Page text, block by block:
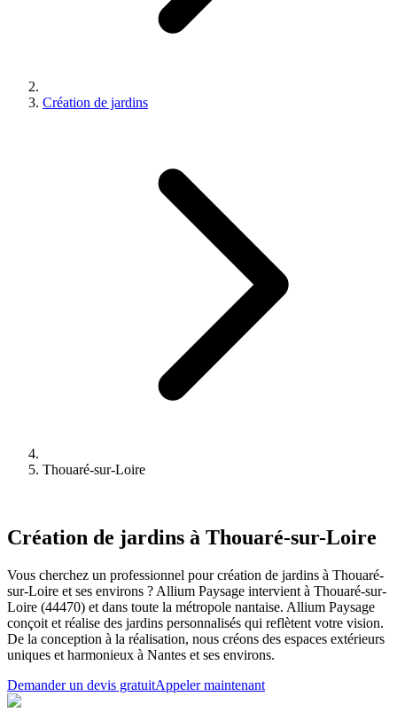
Création de jardins
Thouaré-sur-Loire
Création de jardins à Thouaré-sur-Loire
Vous cherchez un professionnel pour création de jardins à Thouaré-
sur-Loire et ses environs ? Allium Paysage intervient à Thouaré-sur-
Loire (44470) et dans toute la métropole nantaise. Allium Paysage
conçoit et réalise des jardins personnalisés qui reflètent votre vision.
De la conception à la réalisation, nous créons des espaces extérieurs
uniques et harmonieux à Nantes et ses environs.
Demander un devis gratuitAppeler maintenant